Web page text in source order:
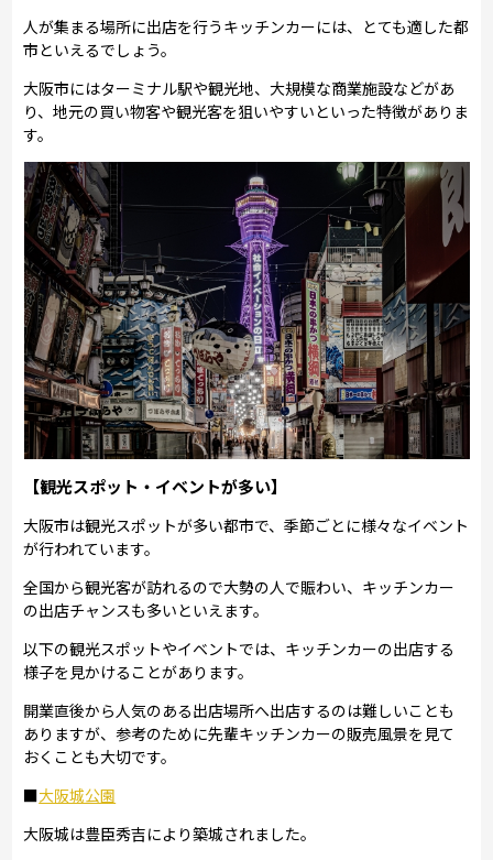
人が集まる場所に出店を行うキッチンカーには、とても適した都
市といえるでしょう。
大阪市にはターミナル駅や観光地、大規模な商業施設などがあ
り、地元の買い物客や観光客を狙いやすいといった特徴がありま
す。
【観光スポット・イベントが多い】
大阪市は観光スポットが多い都市で、季節ごとに様々なイベント
が行われています。
全国から観光客が訪れるので大勢の人で賑わい、キッチンカー
の出店チャンスも多いといえます。
以下の観光スポットやイベントでは、キッチンカーの出店する
様子を見かけることがあります。
開業直後から人気のある出店場所へ出店するのは難しいことも
ありますが、参考のために先輩キッチンカーの販売風景を見て
おくことも大切です。
■大阪城公園
大阪城は豊臣秀吉により築城されました。